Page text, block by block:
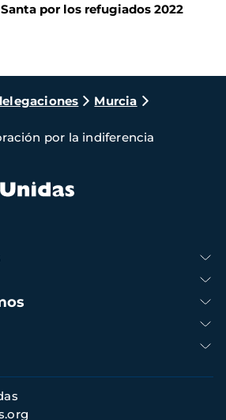
por los refugiados 2022
Murcia
por la indiferencia